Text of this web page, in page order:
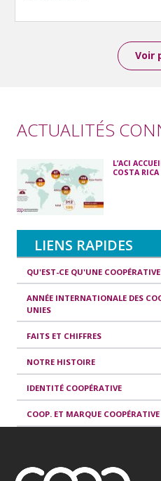
Voir
ACTUALITÉS
L’ACI
COSTA RICA
LIENS RAPIDES
QU'EST-CE QU'UNE
ANNÉE INTERNATIONALE DES
UNIES
FAITS ET CHIFFRES
NOTRE HISTOIRE
IDENTITÉ COOPÉRATIVE
COOP. ET MARQUE COOPÉRATIVE